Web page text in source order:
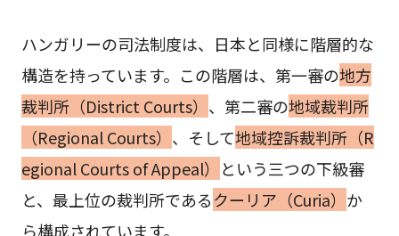
ハンガリーの司法制度は、日本と同様に階層的な
構造を持っています。この階層は、第一審の地方
裁判所（District Courts） 、第二審の地域裁判所
（Regional Courts） 、そして地域控訴裁判所（R
egional Courts of Appeal） という三つの下級審
と、最上位の裁判所であるクーリア（Curia） か
ら構成されています。